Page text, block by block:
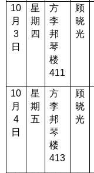
10
月
3
日
星
期
四
方
李
邦
琴
楼
411
顾
晓
光
10
月
4
日
星
期
五
方
李
邦
琴
楼
413
顾
晓
光